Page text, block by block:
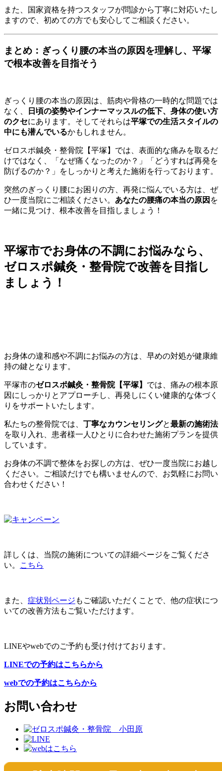
また、国家資格を持つスタッフが問診から丁寧に対応いたし
ますので、初めての方でも安心してご相談ください。
まとめ：ぎっくり腰の本当の原因を理解し、平塚
で根本改善を目指そう
ぎっくり腰の本当の原因は、筋肉や骨格の一時的な問題では
なく、
日頃の姿勢やインナーマッスルの低下、身体の使い方
のクセにあります。そしてそれらは平塚での生活スタイルの
中にも潜んでいるかもしれません。
ゼロスポ鍼灸・整骨院【平塚】では、表面的な痛みを取るだ
けではなく、「なぜ痛くなったのか？」「どうすれば再発を
防げるのか？」をしっかりと考えた施術を行っております。
突然のぎっくり腰にお困りの方、再発に悩んでいる方は、ぜ
ひ一度当院にご相談ください。 あなたの腰痛の本当の原因 を
一緒に見つけ、根本改善を目指しましょう！
平塚市でお身体の不調にお悩みなら、
ゼロスポ鍼灸・整骨院で改善を目指し
ましょう！
お身体の違和感や不調にお悩みの方は、早めの対処が健康維
持の鍵となります。
平塚市のゼロスポ鍼灸・整骨院【平塚】 では、痛みの根本原
因にしっかりとアプローチし、再発しにくい健康的な体づく
りをサポートいたします。
私たちの整骨院では、 丁寧なカウンセリングと最新の施術法
を取り入れ、患者様一人ひとりに合わせた施術プランを提供
しています。
お身体の不調で整体をお探しの方は、ぜひ一度当院にお越し
ください。ご相談だけでも構いませんので、お気軽にお問い
合わせください！
詳しくは、当院の施術についての詳細ページをご覧くださ
い。
こちら
また、 症状別ページ もご確認いただくことで、他の症状につ
いての改善方法もご覧いただけます。
LINEやwebでのご予約も受け付けております。
LINEでの予約はこちらから
webでの予約はこちらから
お問い合わせ